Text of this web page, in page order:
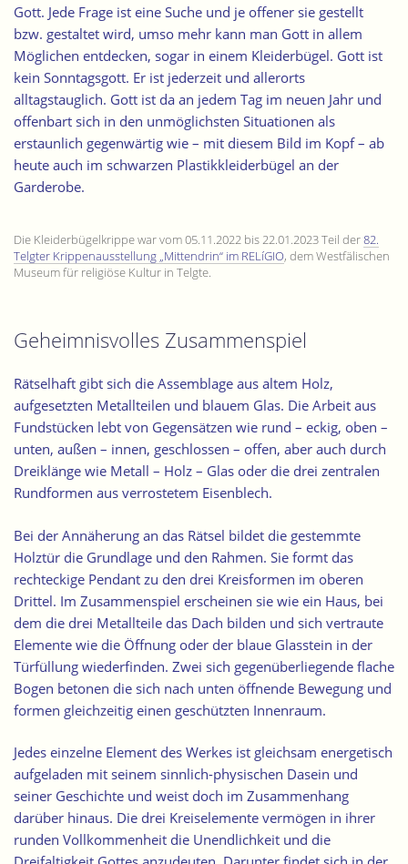
Gott. Jede Frage ist eine Suche und je offener sie gestellt
bzw. gestaltet wird, umso mehr kann man Gott in allem
Möglichen entdecken, sogar in einem Kleiderbügel. Gott ist
kein Sonntagsgott. Er ist jederzeit und allerorts
alltagstauglich. Gott ist da an jedem Tag im neuen Jahr und
offenbart sich in den unmöglichsten Situationen als
erstaunlich gegenwärtig wie – mit diesem Bild im Kopf – ab
heute auch im schwarzen Plastikkleiderbügel an der
Garderobe.
Die Kleiderbügelkrippe war vom 05.11.2022 bis 22.01.2023 Teil der82.
Telgter Krippenausstellung „Mittendrin“ im RELíGIO, dem Westfälischen
Museum für religiöse Kultur in Telgte.
Geheimnisvolles Zusammenspiel
Rätselhaft gibt sich die Assemblage aus altem Holz,
aufgesetzten Metallteilen und blauem Glas. Die Arbeit aus
Fundstücken lebt von Gegensätzen wie rund – eckig, oben –
unten, außen – innen, geschlossen – offen, aber auch durch
Dreiklänge wie Metall – Holz – Glas oder die drei zentralen
Rundformen aus verrostetem Eisenblech.
Bei der Annäherung an das Rätsel bildet die gestemmte
Holztür die Grundlage und den Rahmen. Sie formt das
rechteckige Pendant zu den drei Kreisformen im oberen
Drittel. Im Zusammenspiel erscheinen sie wie ein Haus, bei
dem die drei Metallteile das Dach bilden und sich vertraute
Elemente wie die Öffnung oder der blaue Glasstein in der
Türfüllung wiederfinden. Zwei sich gegenüberliegende flache
Bogen betonen die sich nach unten öffnende Bewegung und
formen gleichzeitig einen geschützten Innenraum.
Jedes einzelne Element des Werkes ist gleichsam energetisch
aufgeladen mit seinem sinnlich-physischen Dasein und
seiner Geschichte und weist doch im Zusammenhang
darüber hinaus. Die drei Kreiselemente vermögen in ihrer
runden Vollkommenheit die Unendlichkeit und die